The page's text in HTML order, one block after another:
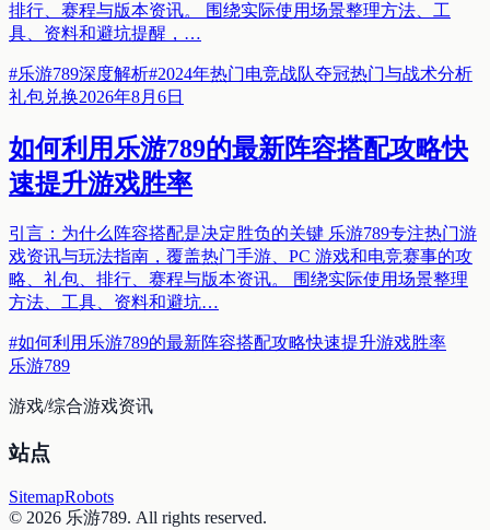
排行、赛程与版本资讯。 围绕实际使用场景整理方法、工
具、资料和避坑提醒，…
#乐游789深度解析#2024年热门电竞战队夺冠热门与战术分析
礼包兑换2026年8月6日
如何利用乐游789的最新阵容搭配攻略快
速提升游戏胜率
引言：为什么阵容搭配是决定胜负的关键 乐游789专注热门游
戏资讯与玩法指南，覆盖热门手游、PC 游戏和电竞赛事的攻
略、礼包、排行、赛程与版本资讯。 围绕实际使用场景整理
方法、工具、资料和避坑…
#如何利用乐游789的最新阵容搭配攻略快速提升游戏胜率
乐游789
游戏/综合游戏资讯
站点
SitemapRobots
© 2026 乐游789. All rights reserved.